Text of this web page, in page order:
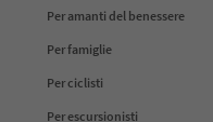
Per amanti del benessere
Per famiglie
Per ciclisti
Per escursionisti